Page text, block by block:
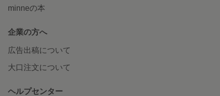
minneの本
企業の方へ
広告出稿について
大口注文について
ヘルプセンター